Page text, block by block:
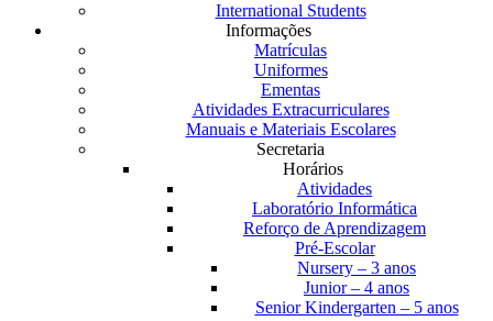
International Students
Informações
Matrículas
Uniformes
Ementas
Atividades Extracurriculares
Manuais e Materiais Escolares
Secretaria
Horários
Atividades
Laboratório Informática
Reforço de Aprendizagem
Pré-Escolar
Nursery – 3 anos
Junior – 4 anos
Senior Kindergarten – 5 anos